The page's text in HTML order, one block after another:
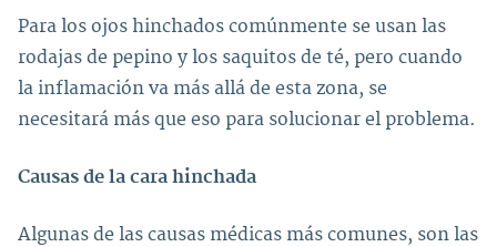
Para los ojos hinchados comúnmente se usan las
rodajas de pepino y los saquitos de té, pero cuando
la inflamación va más allá de esta zona, se
necesitará más que eso para solucionar el problema.
Causas de la cara hinchada
Algunas de las causas médicas más comunes, son las